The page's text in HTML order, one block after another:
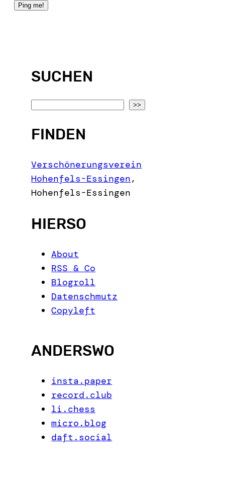
SUCHEN
a
c
h
>>
FINDEN
Verschönerungsverein
Hohenfels-Essingen,
Hohenfels-Essingen
HIERSO
About
RSS & Co
Blogroll
Datenschmutz
Copyleft
ANDERSWO
insta.paper
record.club
li.chess
micro.blog
daft.social